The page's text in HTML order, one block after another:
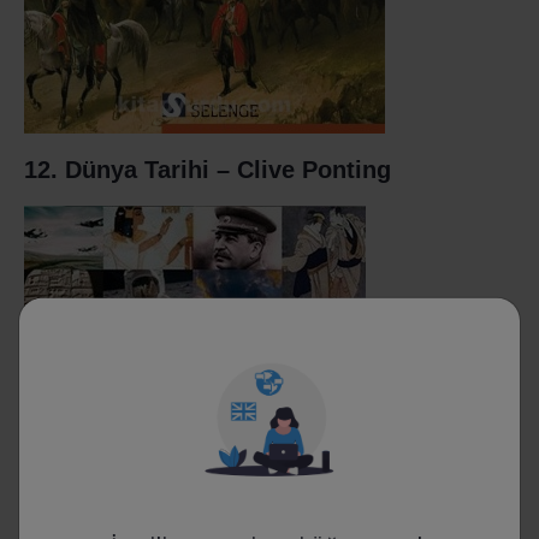
12. Dünya Tarihi – Clive Ponting